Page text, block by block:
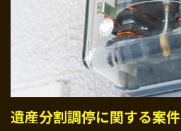
遺産分割調停に関する案件